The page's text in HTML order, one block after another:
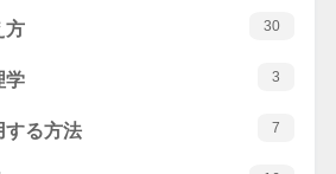
方 30
学 3
する方法 7